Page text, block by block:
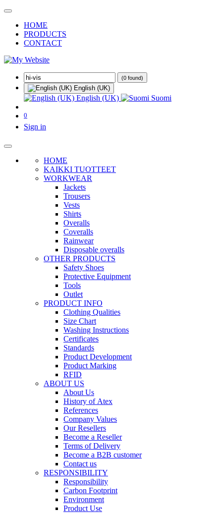
HOME
PRODUCTS
CONTACT
(0 found)
English (UK)
English (UK) Suomi
0
Sign in
HOME
KAIKKI TUOTTEET
WORKWEAR
Jackets
Trousers
Vests
Shirts
Overalls
Coveralls
Rainwear
Disposable overalls
OTHER PRODUCTS
Safety Shoes
Protective Equipment
Tools
Outlet
PRODUCT INFO
Clothing Qualities
Size Chart
Washing Instructions
Certificates
Standards
Product Development
Product Marking
RFID
ABOUT US
About Us
History of Atex
References
Company Values
Our Resellers
Become a Reseller
Terms of Delivery
Become a B2B customer
Contact us
RESPONSIBILITY
Responsibility
Carbon Footprint
Environment
Product Use